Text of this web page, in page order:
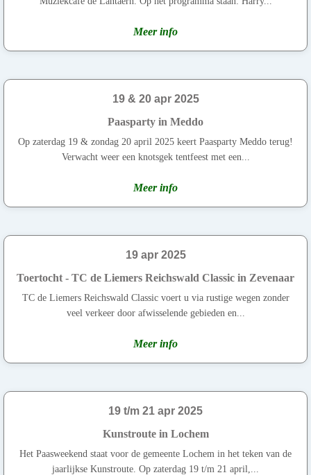
Meer info
19 & 20 apr 2025
Paasparty in Meddo
Op zaterdag 19 & zondag 20 april 2025 keert Paasparty Meddo terug!
Verwacht weer een knotsgek tentfeest met een...
Meer info
19 apr 2025
Toertocht - TC de Liemers Reichswald Classic in Zevenaar
TC de Liemers Reichswald Classic voert u via rustige wegen zonder
veel verkeer door afwisselende gebieden en...
Meer info
19 t/m 21 apr 2025
Kunstroute in Lochem
Het Paasweekend staat voor de gemeente Lochem in het teken van de
jaarlijkse Kunstroute. Op zaterdag 19 t/m 21 april,...